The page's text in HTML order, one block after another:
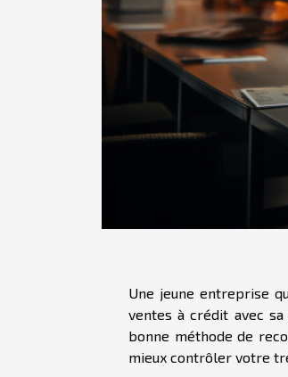
Une jeune entreprise
ventes à crédit avec
bonne méthode de
mieux contrôler votre